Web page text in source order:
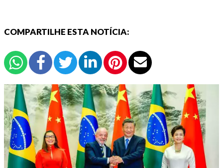
COMPARTILHE ESTA NOTÍCIA: